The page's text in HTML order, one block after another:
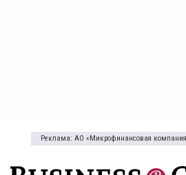
Реклама: АО «Микрофинансовая компания